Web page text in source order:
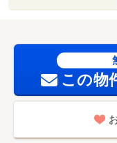
この物